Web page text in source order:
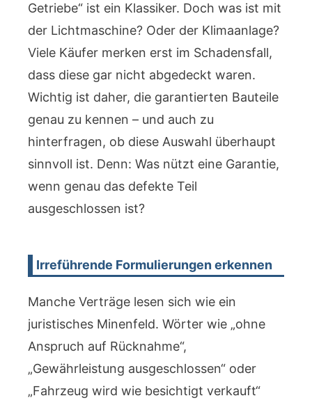
Getriebe“ ist ein Klassiker. Doch was ist mit
der Lichtmaschine? Oder der Klimaanlage?
Viele Käufer merken erst im Schadensfall,
dass diese gar nicht abgedeckt waren.
Wichtig ist daher, die garantierten Bauteile
genau zu kennen – und auch zu
hinterfragen, ob diese Auswahl überhaupt
sinnvoll ist. Denn: Was nützt eine Garantie,
wenn genau das defekte Teil
ausgeschlossen ist?
Irreführende Formulierungen erkennen
Manche Verträge lesen sich wie ein
juristisches Minenfeld. Wörter wie „ohne
Anspruch auf Rücknahme“,
„Gewährleistung ausgeschlossen“ oder
„Fahrzeug wird wie besichtigt verkauft“